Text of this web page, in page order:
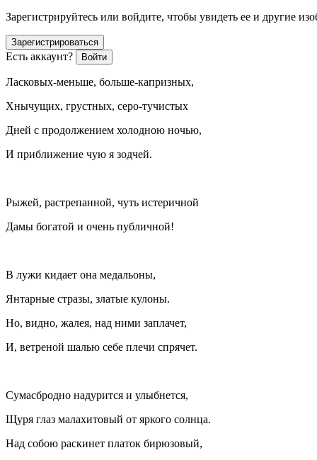
Зарегистрируйтесь или войдите, чтобы увидеть ее и другие
Зарегистрироваться
Есть аккаунт? Войти
Ласковых-меньше, больше-капризных,
Хнычущих, грустных, серо-тучистых
Дней с продолжением холодною ночью,
И приближение чую я зодчей.
Рыжей, растрепанной, чуть истеричной
Дамы богатой и очень публичной!
В лужи кидает она медальоны,
Янтарные стразы, златые кулоны.
Но, видно, жалея, над ними заплачет,
И, ветреной шалью себе плечи спрячет.
Сумасбродно надурится и улыбнется,
Щуря глаз малахитовый от яркого солнца.
Над собою раскинет платок бирюзовый,